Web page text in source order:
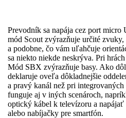
Prevodník sa napája cez port
mód Scout zvýrazňuje určité
a podobne, čo vám uľahčuje
sa niekto niekde neskrýva. Pri
Mód SBX zvýrazňuje basy. Ako
deklaruje oveľa dôkladnejšie
a pravý kanál než pri
funguje aj v iných scenároch,
optický kábel k televízoru a
alebo nabíjačky pre smartfón.